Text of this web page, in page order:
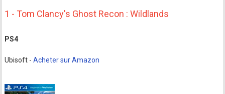
1 - Tom Clancy's Ghost Recon : Wildlands
PS4
Ubisoft -Acheter sur Amazon